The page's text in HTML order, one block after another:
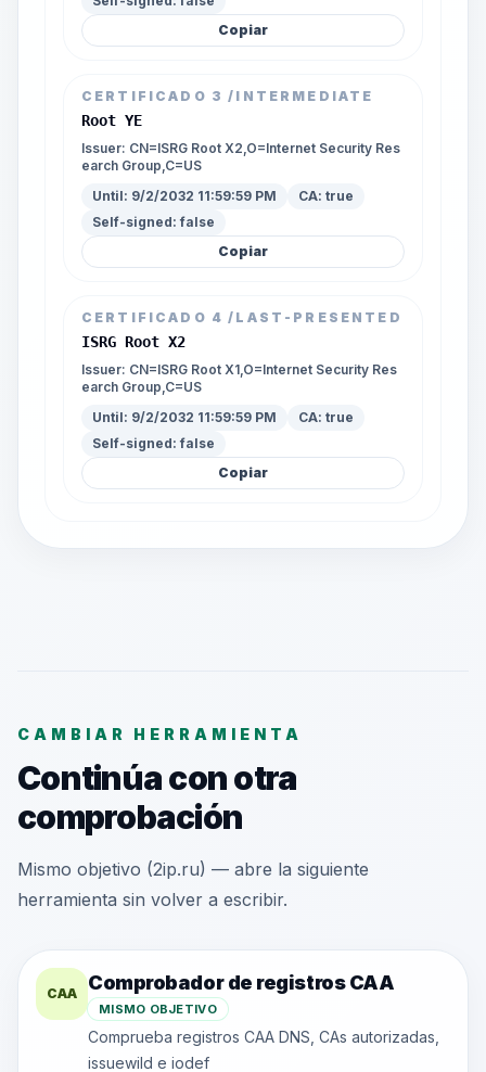
Copiar
CERTIFICADO 3 /INTERMEDIATE
Root YE
Issuer: CN=ISRG Root X2,O=Internet Security Res
earch Group,C=US
Until: 9/2/2032 11:59:59 PM CA: true
Self-signed:false
Copiar
CERTIFICADO 4 /LAST-PRESENTED
ISRG Root X2
Issuer: CN=ISRG Root X1,O=Internet Security Res
earch Group,C=US
Until: 9/2/2032 11:59:59 PM CA: true
Self-signed:false
Copiar
CAMBIAR HERRAMIENTA
Continúa con otra
comprobación
Mismo objetivo (2ip.ru) — abre la siguiente
herramienta sin volver a escribir.
CAA Comprobador de registros CAA
MISMO OBJETIVO
Comprueba registros CAA DNS, CAs autorizadas,
issuewild e iodef